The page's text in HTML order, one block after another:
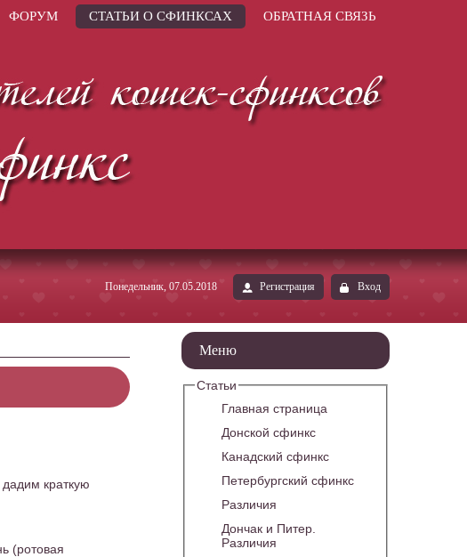
ФОРУМ СТАТЬИ О СФИНКСАХ ОБРАТНАЯ СВЯЗЬ
Понедельник, 07.05.2018 Регистрация Вход
краткую
(ротовая
Меню
Статьи
Главная страница
Донской сфинкс
Канадский сфинкс
Петербургский сфинкс
Различия
Дончак и Питер.
Различия